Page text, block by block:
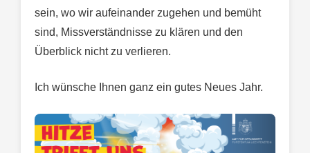
sein, wo wir aufeinander zugehen und bemüht
sind, Missverständnisse zu klären und den
Überblick nicht zu verlieren.
Ich wünsche Ihnen ganz ein gutes Neues Jahr.